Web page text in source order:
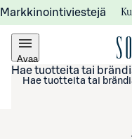
Markkinointiviestejä
Avaa
valikko
Hae tuotteita tai